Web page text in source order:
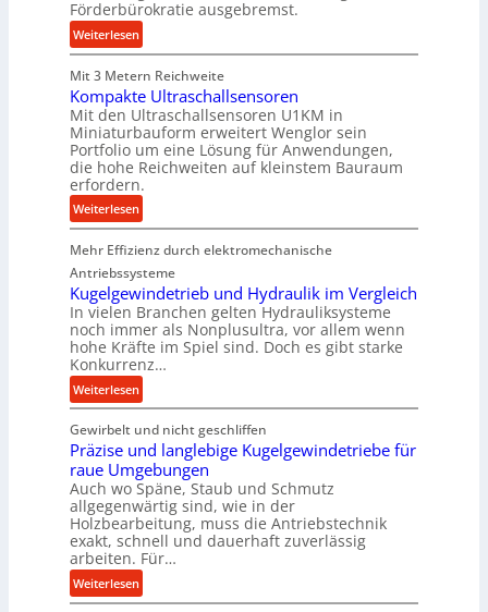
r
e
P
r
o
d
u
k
t
i
o
n
n
d
e
n
M
i
t
t
l
s
t
a
n
d
Förderbürokratie ausgebremst.
Weiterlesen:
M
a
s
c
h
i
n
e
n
u
:
F
o
r
c
h
u
n
g
s
f
ö
r
d
Mit 3 Metern Reichweite
Kompakte Ultraschallsensoren
Mit den Ultraschallsensoren U1KM in
Miniaturbauform erweitert Wenglor sein
Portfolio um eine Lösung für Anwendungen,
die hohe Reichweiten auf kleinstem Bauraum
erfordern.
Weiterlesen:
K
o
m
p
a
k
t
e
U
l
t
r
a
s
c
h
a
l
l
Mehr Effizienz durch elektromechanische
Antriebssysteme
Kugelgewindetrieb und Hydraulik im Vergleich
In vielen Branchen gelten Hydrauliksysteme
noch immer als Nonplusultra, vor allem wenn
hohe Kräfte im Spiel sind. Doch es gibt starke
Konkurrenz…
Weiterlesen:
K
u
g
e
l
g
e
w
i
n
Gewirbelt und nicht geschliffen
Präzise und langlebige Kugelgewindetriebe für
raue Umgebungen
Auch wo Späne, Staub und Schmutz
allgegenwärtig sind, wie in der
Holzbearbeitung, muss die Antriebstechnik
exakt, schnell und dauerhaft zuverlässig
arbeiten. Für…
Weiterlesen:
P